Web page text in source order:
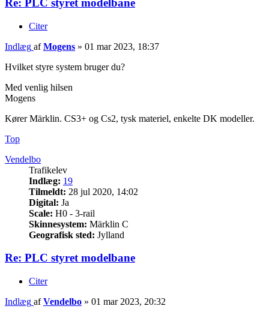
Re: PLC styret modelbane
Citer
Indlæg afMogens » 01 mar 2023, 18:37
Hvilket styre system bruger du?
Med venlig hilsen
Mogens
Kører Märklin. CS3+ og Cs2, tysk materiel, enkelte DK modeller.
Top
Vendelbo
Trafikelev
Indlæg: 19
Tilmeldt: 28 jul 2020, 14:02
Digital: Ja
Scale: H0 - 3-rail
Skinnesystem: Märklin C
Geografisk sted: Jylland
Re: PLC styret modelbane
Citer
Indlæg afVendelbo » 01 mar 2023, 20:32